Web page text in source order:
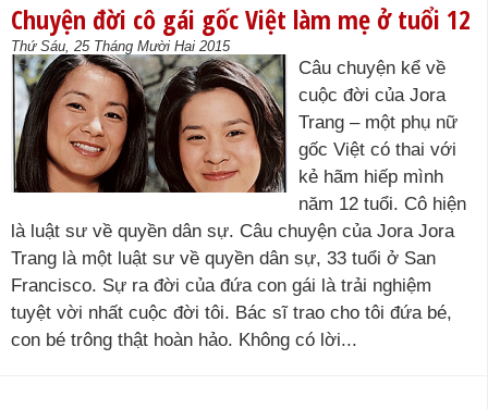
Chuyện đời cô gái gốc Việt làm mẹ ở tuổi 12
Thứ Sáu, 25 Tháng Mười Hai 2015
Câu chuyện kể về
cuộc đời của Jora
Trang – một phụ nữ
gốc Việt có thai với
kẻ hãm hiếp mình
năm 12 tuổi. Cô hiện
là luật sư về quyền dân sự. Câu chuyện của Jora Jora
Trang là một luật sư về quyền dân sự, 33 tuổi ở San
Francisco. Sự ra đời của đứa con gái là trải nghiệm
tuyệt vời nhất cuộc đời tôi. Bác sĩ trao cho tôi đứa bé,
con bé trông thật hoàn hảo. Không có lời...